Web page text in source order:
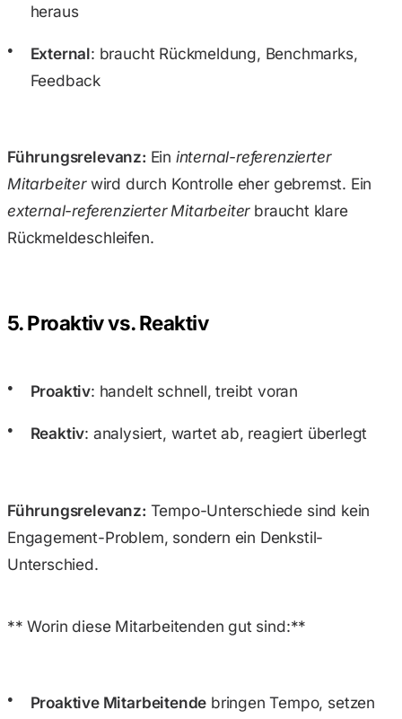
heraus
External: braucht Rückmeldung, Benchmarks,
Feedback
Führungsrelevanz: Ein internal-referenzierter
Mitarbeiterwird durch Kontrolle eher gebremst. Ein
external-referenzierter Mitarbeiterbraucht klare
Rückmeldeschleifen.
5. Proaktiv vs. Reaktiv
Proaktiv: handelt schnell, treibt voran
Reaktiv: analysiert, wartet ab, reagiert überlegt
Führungsrelevanz: Tempo-Unterschiede sind kein
Engagement-Problem, sondern ein Denkstil-
Unterschied.
** Worin diese Mitarbeitenden gut sind:**
Proaktive Mitarbeitende bringen Tempo, setzen